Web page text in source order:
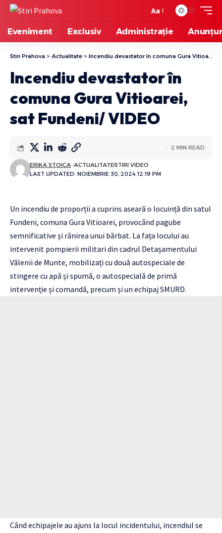
Aa
Eveniment Exclusiv Administrație
Stiri Prahova > Actualitate > Incendiu devastator în comuna Gura Vitioarei, sat Fundeni/ VIDEO
Incendiu devastator în
comuna Gura Vitioarei,
sat Fundeni/ VIDEO
LAST UPDATED: NOIEMBRIE 30, 2024 12:19 PM
ERIKA STOICA ACTUALITATESTIRI VIDEO
2 MIN READ
Un incendiu de proporții a cuprins aseară o locuință din satul
Fundeni, comuna Gura Vitioarei, provocând pagube
semnificative și rănirea unui bărbat. La fața locului au
intervenit pompierii militari din cadrul Detașamentului
Vălenii de Munte, mobilizați cu două autospeciale de
stingere cu apă și spumă, o autospecială de primă
intervenție și comandă, precum și un echipaj SMURD.
Când echipajele au ajuns la locul incidentului, incendiul se